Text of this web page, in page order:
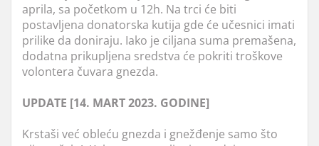
aprila, sa početkom u 12h. Na trci će biti
postavljena donatorska kutija gde će učesnici imati
prilike da doniraju. Iako je ciljana suma premašena,
dodatna prikupljena sredstva će pokriti troškove
volontera čuvara gnezda.
UPDATE [14. MART 2023. GODINE]
Krstaši već obleću gnezda i gnežđenje samo što